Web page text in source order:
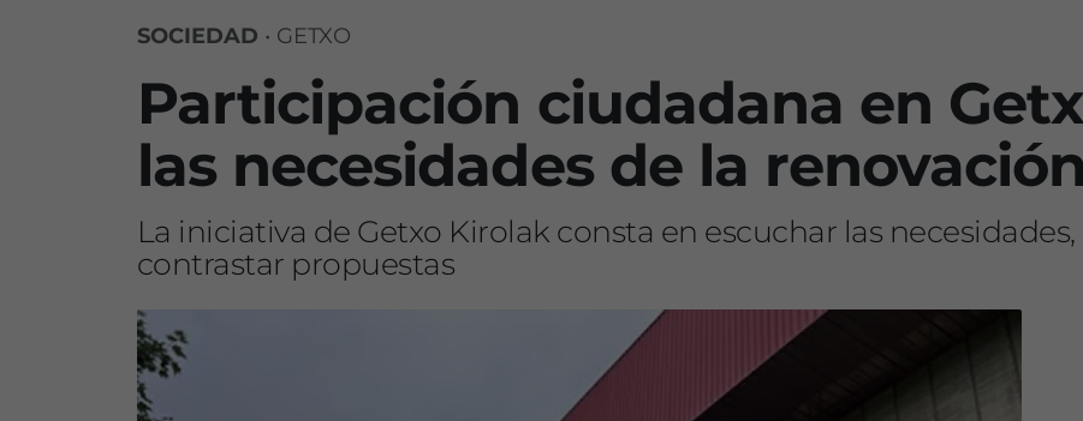
SOCIEDAD • GETXO
Participación ciudadana en
las necesidades de la
La iniciativa de Getxo Kirolak consta en escuchar las
contrastar propuestas